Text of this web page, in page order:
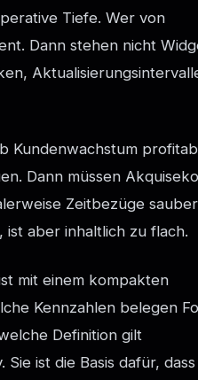
Tiefe. Wer von
Dann stehen nicht
Kundenwachstum
Dann müssen
Zeitbezüge sauber
ist aber inhaltlich zu flach.
mit einem kompakten
Kennzahlen belegen
Definition gilt
ist die Basis dafür, dass